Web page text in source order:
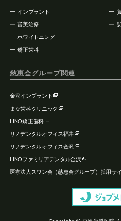
インプラント
審美治療
ホワイトニング
矯正歯科
慈恵会グループ関連
金沢インプラント
まな歯科クリニック
LINO矯正歯科
リノデンタルオフィス福井
リノデンタルオフィス金沢
LINOファミリアデンタル金沢
医療法人スワン会（慈恵会グループ）採用サ